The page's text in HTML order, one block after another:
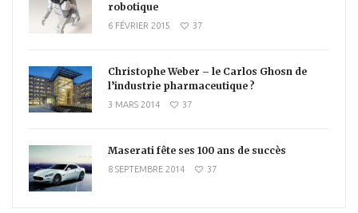
robotique
6 FÉVRIER 2015 37
Christophe Weber – le Carlos Ghosn de
l’industrie pharmaceutique ?
3 MARS 2014 37
Maserati fête ses 100 ans de succès
8 SEPTEMBRE 2014 37